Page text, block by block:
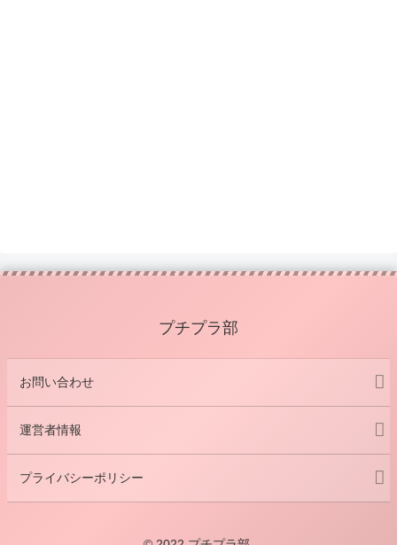
プチプラ部
お問い合わせ
運営者情報
プライバシーポリシー